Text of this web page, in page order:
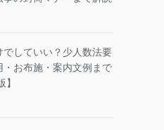
でしていい？少人数法要
・お布施・案内文例まで